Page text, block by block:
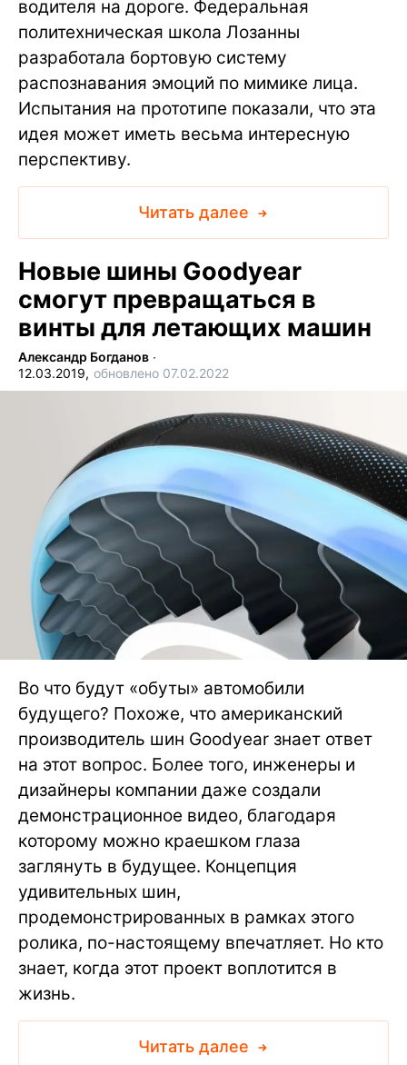
водителя на дороге. Федеральная
политехническая школа Лозанны
разработала бортовую систему
распознавания эмоций по мимике лица.
Испытания на прототипе показали, что эта
идея может иметь весьма интересную
перспективу.
Читать далее
Новые шины Goodyear
смогут превращаться в
винты для летающих машин
Александр Богданов ∙
12.03.2019, обновлено 07.02.2022
Во что будут «обуты» автомобили
будущего? Похоже, что американский
производитель шин Goodyear знает ответ
на этот вопрос. Более того, инженеры и
дизайнеры компании даже создали
демонстрационное видео, благодаря
которому можно краешком глаза
заглянуть в будущее. Концепция
удивительных шин,
продемонстрированных в рамках этого
ролика, по-настоящему впечатляет. Но кто
знает, когда этот проект воплотится в
жизнь.
Читать далее